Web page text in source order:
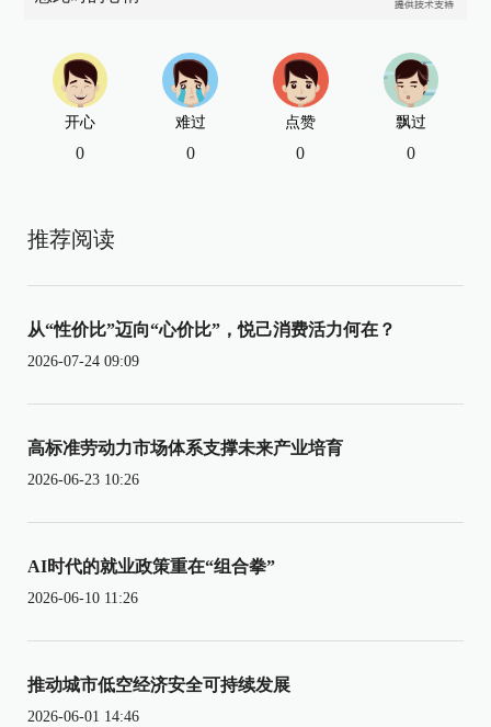
开心
0
难过
0
点赞
0
飘过
0
推荐阅读
从“性价比”迈向“心价比”，悦己消费活力何在？
2026-07-24 09:09
高标准劳动力市场体系支撑未来产业培育
2026-06-23 10:26
AI时代的就业政策重在“组合拳”
2026-06-10 11:26
推动城市低空经济安全可持续发展
2026-06-01 14:46